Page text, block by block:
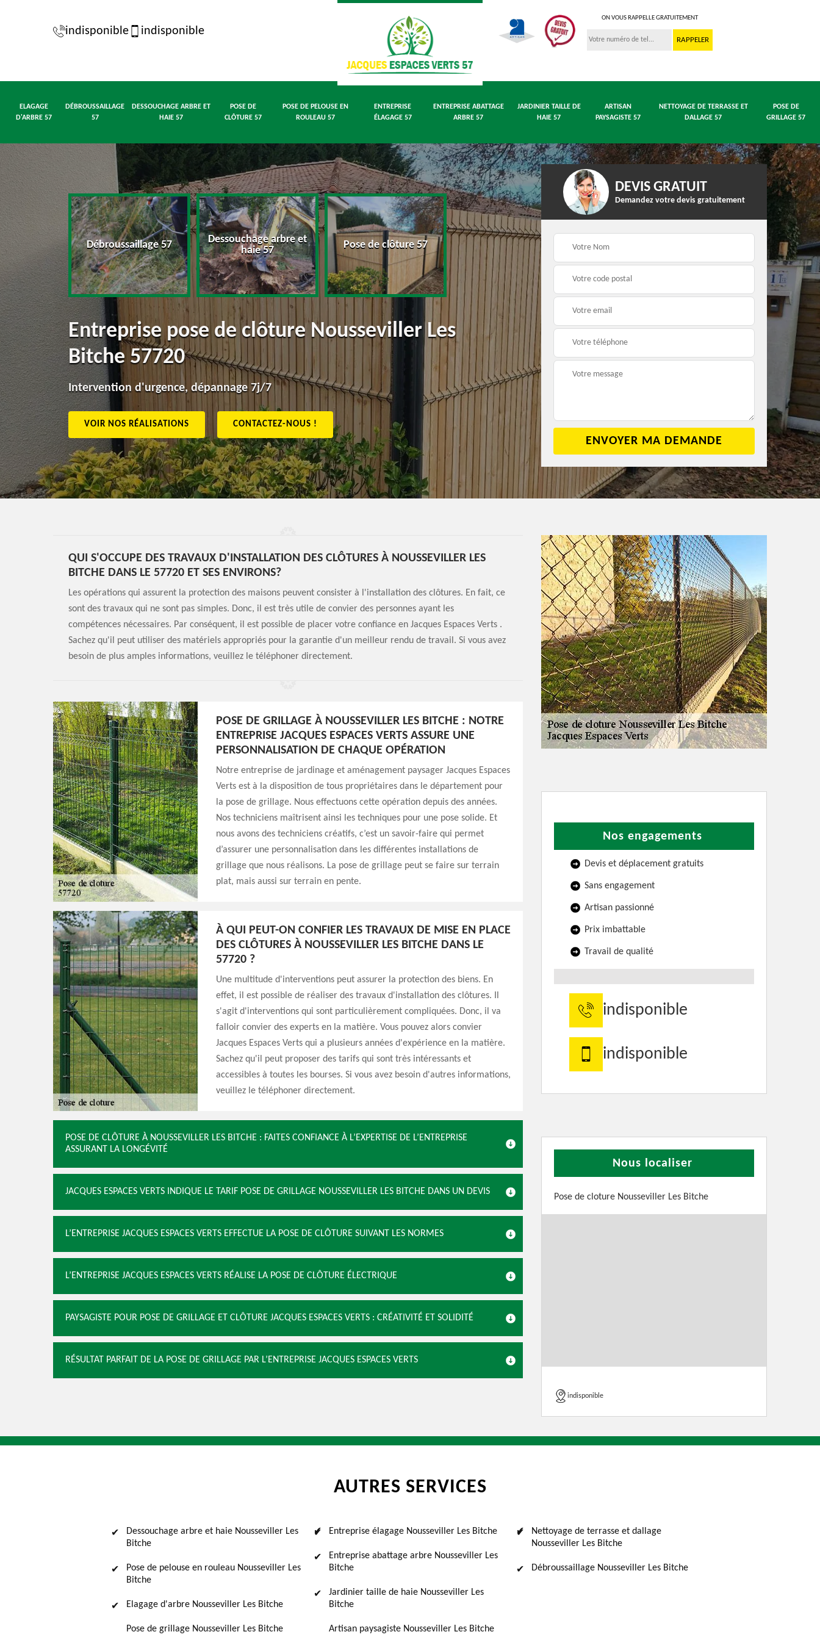
indisponible indisponible
ON VOUS RAPPELLE GRATUITEMENT
ELAGAGE
D'ARBRE 57
DÉBROUSSAILLAGE
57
DESSOUCHAGE ARBRE ET
HAIE 57
POSE DE
CLÔTURE 57
POSE DE PELOUSE EN
ROULEAU 57
ENTREPRISE
ÉLAGAGE 57
ENTREPRISE ABATTAGE
ARBRE 57
JARDINIER TAILLE DE
HAIE 57
ARTISAN
PAYSAGISTE 57
NETTOYAGE DE TERRASSE ET
DALLAGE 57
POSE DE
GRILLAGE 57
57 Débroussaillage 57
Dessouchage arbre et
haie 57
Pose de clôture 57
Pose de pelouse en
rouleau 57
Entreprise élagage 57
Entreprise abattage
arbre 57
Entreprise pose de clôture Nousseviller Les
Bitche 57720
Intervention d'urgence, dépannage 7j/7
VOIR NOS RÉALISATIONS CONTACTEZ-NOUS !
DEVIS GRATUIT
Demandez votre devis gratuitement
QUI S'OCCUPE DES TRAVAUX D'INSTALLATION DES CLÔTURES À NOUSSEVILLER LES
BITCHE DANS LE 57720 ET SES ENVIRONS?
Les opérations qui assurent la protection des maisons peuvent consister à l'installation des clôtures. En fait, ce
sont des travaux qui ne sont pas simples. Donc, il est très utile de convier des personnes ayant les
compétences nécessaires. Par conséquent, il est possible de placer votre confiance en Jacques Espaces Verts .
Sachez qu'il peut utiliser des matériels appropriés pour la garantie d'un meilleur rendu de travail. Si vous avez
besoin de plus amples informations, veuillez le téléphoner directement.
POSE DE GRILLAGE À NOUSSEVILLER LES BITCHE : NOTRE
ENTREPRISE JACQUES ESPACES VERTS ASSURE UNE
PERSONNALISATION DE CHAQUE OPÉRATION
Notre entreprise de jardinage et aménagement paysager Jacques Espaces
Verts est à la disposition de tous propriétaires dans le département pour
la pose de grillage. Nous effectuons cette opération depuis des années.
Nos techniciens maîtrisent ainsi les techniques pour une pose solide. Et
nous avons des techniciens créatifs, c’est un savoir-faire qui permet
d’assurer une personnalisation dans les différentes installations de
grillage que nous réalisons. La pose de grillage peut se faire sur terrain
plat, mais aussi sur terrain en pente.
À QUI PEUT-ON CONFIER LES TRAVAUX DE MISE EN PLACE
DES CLÔTURES À NOUSSEVILLER LES BITCHE DANS LE
57720 ?
Une multitude d'interventions peut assurer la protection des biens. En
effet, il est possible de réaliser des travaux d'installation des clôtures. Il
s'agit d'interventions qui sont particulièrement compliquées. Donc, il va
falloir convier des experts en la matière. Vous pouvez alors convier
Jacques Espaces Verts qui a plusieurs années d'expérience en la matière.
Sachez qu'il peut proposer des tarifs qui sont très intéressants et
accessibles à toutes les bourses. Si vous avez besoin d'autres informations,
veuillez le téléphoner directement.
POSE DE CLÔTURE À NOUSSEVILLER LES BITCHE : FAITES CONFIANCE À L’EXPERTISE DE L’ENTREPRISE
ASSURANT LA LONGÉVITÉ
JACQUES ESPACES VERTS INDIQUE LE TARIF POSE DE GRILLAGE NOUSSEVILLER LES BITCHE DANS UN DEVIS
L’ENTREPRISE JACQUES ESPACES VERTS EFFECTUE LA POSE DE CLÔTURE SUIVANT LES NORMES
L’ENTREPRISE JACQUES ESPACES VERTS RÉALISE LA POSE DE CLÔTURE ÉLECTRIQUE
PAYSAGISTE POUR POSE DE GRILLAGE ET CLÔTURE JACQUES ESPACES VERTS : CRÉATIVITÉ ET SOLIDITÉ
RÉSULTAT PARFAIT DE LA POSE DE GRILLAGE PAR L’ENTREPRISE JACQUES ESPACES VERTS
Nos engagements
Devis et déplacement gratuits
Sans engagement
Artisan passionné
Prix imbattable
Travail de qualité
indisponible
indisponible
Nous localiser
Pose de cloture Nousseviller Les Bitche
indisponible
AUTRES SERVICES
Dessouchage arbre et haie Nousseviller Les
Bitche
Pose de pelouse en rouleau Nousseviller Les
Bitche
Elagage d'arbre Nousseviller Les Bitche
Pose de grillage Nousseviller Les Bitche
Entreprise élagage Nousseviller Les Bitche
Entreprise abattage arbre Nousseviller Les
Bitche
Jardinier taille de haie Nousseviller Les
Bitche
Artisan paysagiste Nousseviller Les Bitche
Nettoyage de terrasse et dallage
Nousseviller Les Bitche
Débroussaillage Nousseviller Les Bitche